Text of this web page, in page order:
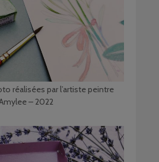
réalisées par l’artiste peintre
– 2022